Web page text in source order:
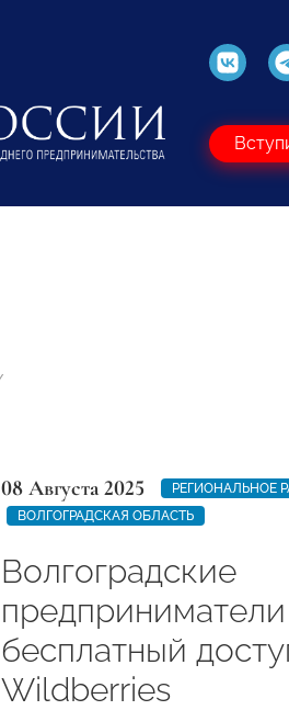
08 Августа 2025
РЕГИОНАЛЬНОЕ
ВОЛГОГРАДСКАЯ ОБЛАСТЬ
Волгоградские
бесплатный
Wildberries